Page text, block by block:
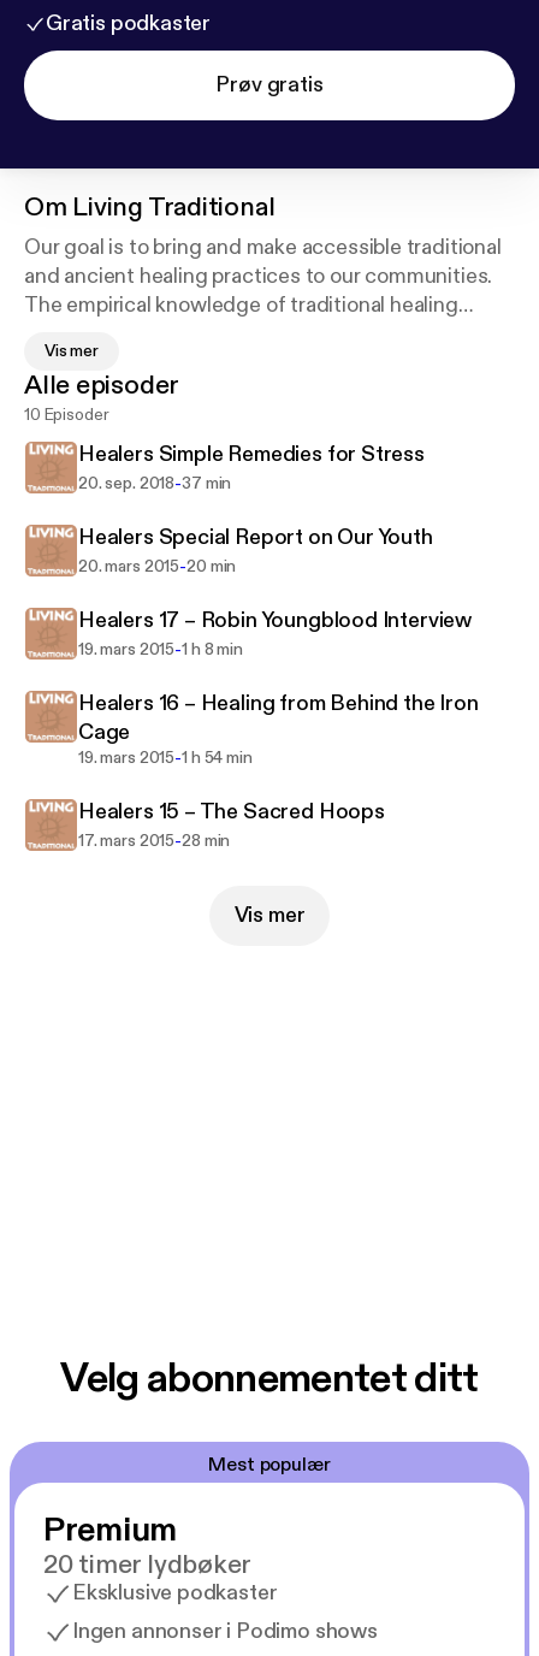
Gratis podkaster
Prøv gratis
Om Living Traditional
Our goal is to bring and make accessible traditional
and ancient healing practices to our communities.
The empirical knowledge of traditional healing
cultures from the four corners of the world.
This proven medicine has its place in modern
culture as it heals imbalances of the body, restores
mental clarity, brings serenity to the heart, and
Vis mer
Alle episoder
10 Episoder
Healers Simple Remedies for Stress
20. sep. 2018-37 min
Healers Special Report on Our Youth
20. mars 2015-20 min
Healers 17 – Robin Youngblood Interview
19. mars 2015-1 h 8 min
Healers 16 – Healing from Behind the Iron
Cage
19. mars 2015-1 h 54 min
Healers 15 – The Sacred Hoops
17. mars 2015-28 min
Vis mer
Velg abonnementet ditt
Mest populær
Premium
20 timer lydbøker
Eksklusive podkaster
Ingen annonser i Podimo shows